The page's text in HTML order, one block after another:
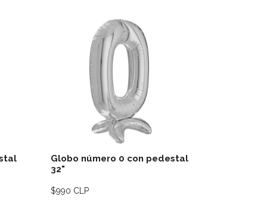
Globo número 0 con pedestal
32"
Ver detalles
$990 CLP